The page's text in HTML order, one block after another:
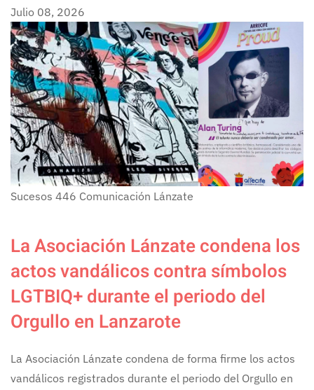
Julio 08, 2026
Sucesos 446 Comunicación Lánzate
La Asociación Lánzate condena los
actos vandálicos contra símbolos
LGTBIQ+ durante el periodo del
Orgullo en Lanzarote
La Asociación Lánzate condena de forma firme los actos
vandálicos registrados durante el periodo del Orgullo en